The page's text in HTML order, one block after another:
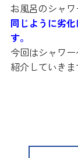
お風呂のシャワ
同じように劣
す。
今回はシャワ
紹介していきま